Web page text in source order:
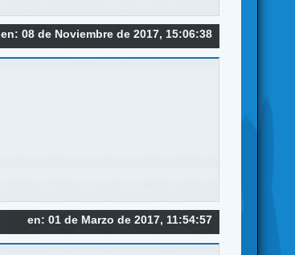
en: 08 de Noviembre de 2017, 15:06:38
en: 01 de Marzo de 2017, 11:54:57